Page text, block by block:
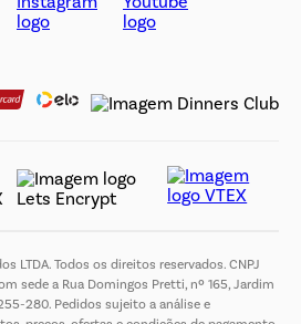
LTDA. Todos os direitos reservados. CNPJ
sede a Rua Domingos Pretti, nº 165, Jardim
280. Pedidos sujeito a análise e